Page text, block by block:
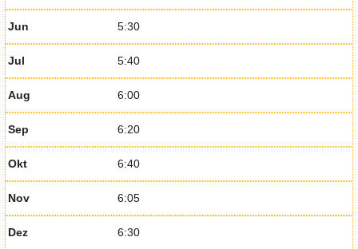
Jun 5:30
Jul 5:40
Aug 6:00
Sep 6:20
Okt 6:40
Nov 6:05
Dez 6:30